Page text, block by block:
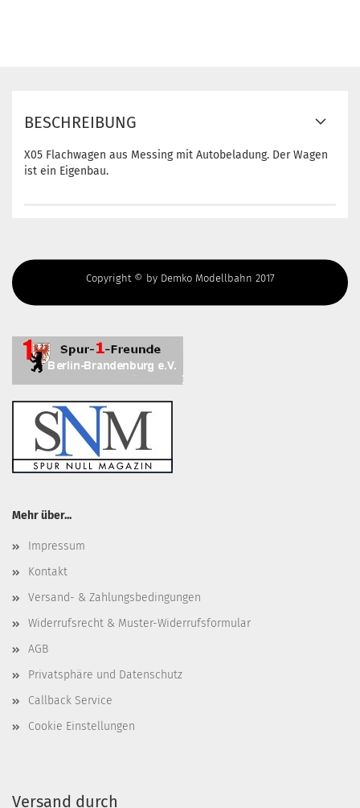
BESCHREIBUNG
X05 Flachwagen aus Messing mit Autobeladung. Der Wagen
ist ein Eigenbau.
Copyright © by Demko Modellbahn 2017
Mehr über...
Impressum
Kontakt
Versand- & Zahlungsbedingungen
Widerrufsrecht & Muster-Widerrufsformular
AGB
Privatsphäre und Datenschutz
Callback Service
Cookie Einstellungen
Versand durch